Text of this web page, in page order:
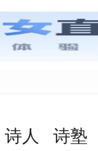
诗人 诗塾